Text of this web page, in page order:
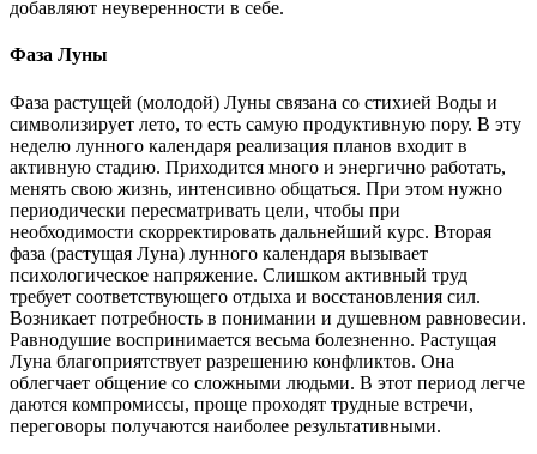
добавляют неуверенности в себе.
Фаза Луны
Фаза растущей (молодой) Луны связана со стихией Воды и
символизирует лето, то есть самую продуктивную пору. В эту
неделю лунного календаря реализация планов входит в
активную стадию. Приходится много и энергично работать,
менять свою жизнь, интенсивно общаться. При этом нужно
периодически пересматривать цели, чтобы при
необходимости скорректировать дальнейший курс. Вторая
фаза (растущая Луна) лунного календаря вызывает
психологическое напряжение. Слишком активный труд
требует соответствующего отдыха и восстановления сил.
Возникает потребность в понимании и душевном равновесии.
Равнодушие воспринимается весьма болезненно. Растущая
Луна благоприятствует разрешению конфликтов. Она
облегчает общение со сложными людьми. В этот период легче
даются компромиссы, проще проходят трудные встречи,
переговоры получаются наиболее результативными.